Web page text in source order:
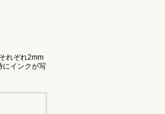
れぞれ2mm
にインクが写